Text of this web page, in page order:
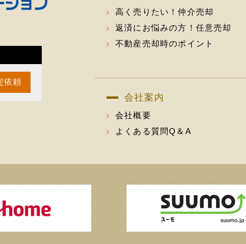
依頼
高く売りたい！仲介売却
返済にお悩みの方！任意売却
不動産売却時のポイント
会社案内
会社概要
よくある質問Q＆A